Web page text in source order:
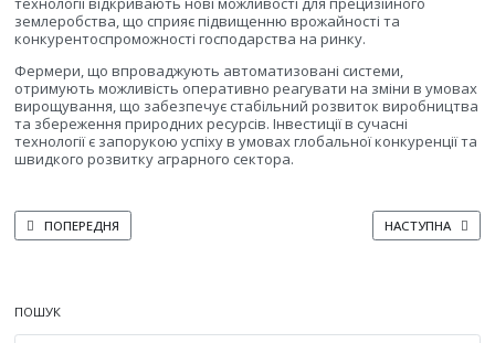
землеробства, що сприяє підвищенню врожайності та
конкурентоспроможності господарства на ринку.
Фермери, що впроваджують автоматизовані системи,
отримують можливість оперативно реагувати на зміни в умовах
вирощування, що забезпечує стабільний розвиток виробництва
та збереження природних ресурсів. Інвестиції в сучасні
технології є запорукою успіху в умовах глобальної конкуренції та
швидкого розвитку аграрного сектора.
ПОПЕРЕДНЯ СТАТТЯ: ГЕНЕТИКА ТА БІОТЕХНОЛОГІЇ У СЕЛЕКЦІЇ КАРТОПЛІ:
ПОПЕРЕДНЯ НАСТУПНА
НАСТУПНА
ПОШУК